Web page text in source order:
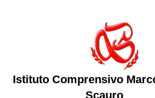
Istituto Comprensivo
Scauro